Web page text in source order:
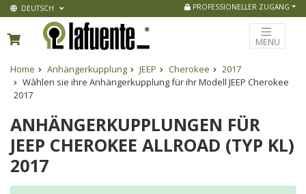
DEUTSCH PROFESSIONELLER ZUGANG
MENU
Home Anhängerkupplung JEEP Cherokee
2017
Wàhlen sie ihre Anhängerkupplung für ihr Modell JEEP Cherokee
2017
ANHÄNGERKUPPLUNGEN FÜR
JEEP CHEROKEE ALLROAD (TYP KL)
2017